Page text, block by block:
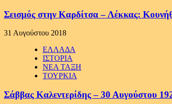
Σεισμός στην Καρδίτσα – Λέκκας:
31 Αυγούστου 2018
ΕΛΛΑΔΑ
ΙΣΤΟΡΙΑ
ΝΕΑ ΤΑΞΗ
ΤΟΥΡΚΙΑ
Σάββας Καλεντερίδης – 30 Αυγούστου